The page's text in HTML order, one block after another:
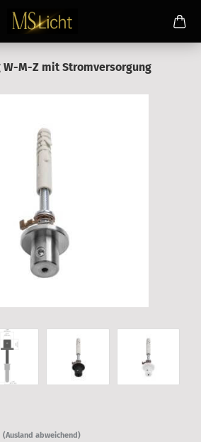
M-Z mit Stromversorgung
(Ausland abweichend)